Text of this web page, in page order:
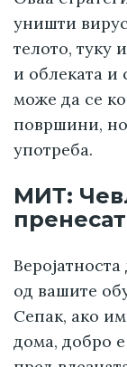
уништи
телото, туку
и облеката и
може да се
површини,
употреба.
МИТ:
од вашите
Сепак, ако
дома, добро